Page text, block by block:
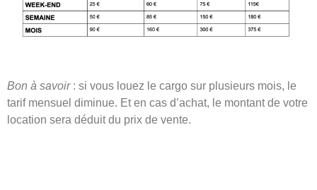
Bon à savoir: si vous louez le cargo sur plusieurs mois, le
tarif mensuel diminue. Et en cas d’achat, le montant de votre
location sera déduit du prix de vente.